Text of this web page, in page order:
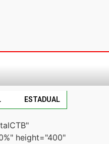
ESTADUAL
height="400"